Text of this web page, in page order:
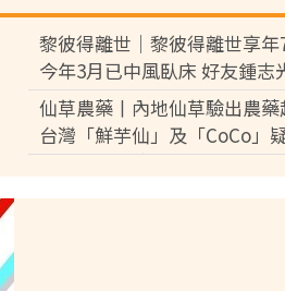
黎彼得離世｜黎彼得離世享年
今年3月已中風臥床 好友鍾志
盧宛茵透露黎彼得最後時光
仙草農藥丨內地仙草驗出農藥
台灣「鮮芋仙」及「CoCo」
供應商急澄清：未流入市面